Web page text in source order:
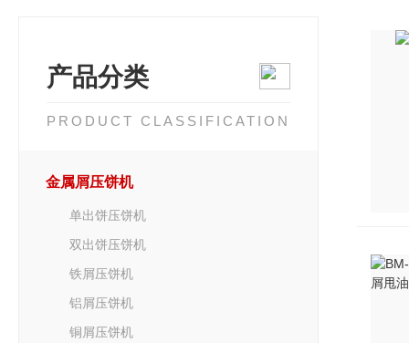
产品分类
PRODUCT CLASSIFICATION
金属屑压饼机
单出饼压饼机
双出饼压饼机
铁屑压饼机
铝屑压饼机
铜屑压饼机